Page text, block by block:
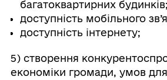
багатоквартирних будинків;
доступність мобільного
доступність інтернету;
5) створення
економіки громади, умов